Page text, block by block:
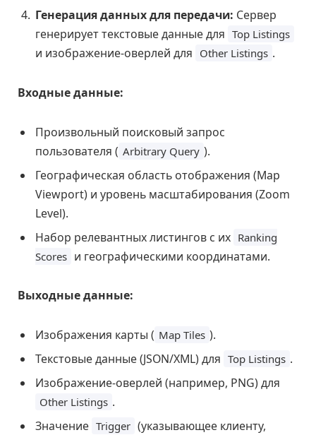
Генерация данных для передачи: Сервер
генерирует текстовые данные для Top Listings
и изображение-оверлей для Other Listings .
Входные данные:
Произвольный поисковый запрос
пользователя ( Arbitrary Query ).
Географическая область отображения (Map
Viewport) и уровень масштабирования (Zoom
Level).
Набор релевантных листингов с их Ranking
Scores и географическими координатами.
Выходные данные:
Изображения карты ( Map Tiles ).
Текстовые данные (JSON/XML) для Top Listings .
Изображение-оверлей (например, PNG) для
Other Listings .
Значение Trigger (указывающее клиенту,